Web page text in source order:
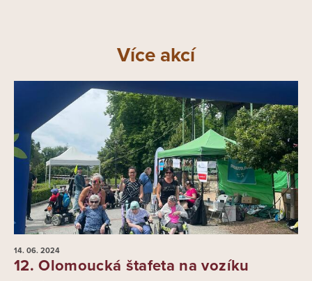
Více akcí
14. 06. 2024
12. Olomoucká štafeta na vozíku